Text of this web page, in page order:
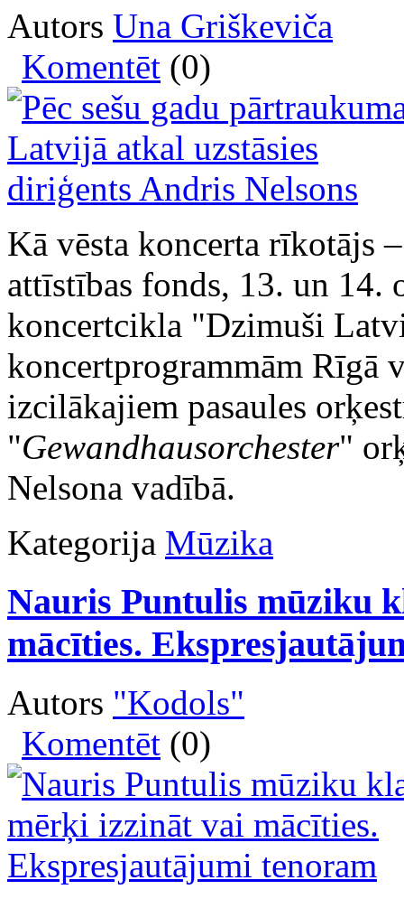
Autors Una Griškeviča
Komentēt (0)
Kā vēsta koncerta rīkotājs
attīstības fonds, 13. un 14.
koncertcikla "Dzimuši
koncertprogrammām Rīgā
izcilākajiem pasaules
"Gewandhausorchester"
Nelsona vadībā.
Kategorija Mūzika
Nauris Puntulis mūziku
mācīties.
Autors "Kodols"
Komentēt (0)